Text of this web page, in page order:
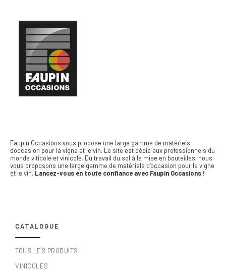
Faupin Occasions vous propose une large gamme de matériels
d'occasion pour la vigne et le vin. Le site est dédié aux professionnels du
monde viticole et vinicole. Du travail du sol à la mise en bouteilles, nous
vous proposons une large gamme de matériels d’occasion pour la vigne
et le vin. Lancez-vous en toute confiance avec Faupin Occasions !
CATALOGUE
TOUS LES PRODUITS
VINICOLES